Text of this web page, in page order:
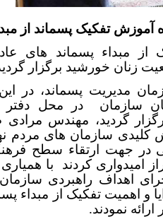
آموزش تفکیک پسماند از
از مبداء پسماند های
مدیریت پسماند، در
سازمان
در محل دفتر
گردید، مهندس
سازمان های مردم
در جهت ارتقاء سطح
امیدواری کردند
با همیاری
اهداف راهبردی سازمان
و اهمیت تفکیک از مبداء
نمودند.